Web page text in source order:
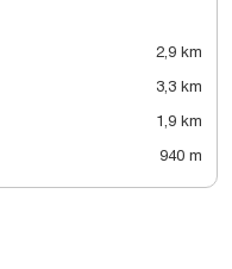
2,9 km
3,3 km
1,9 km
940 m